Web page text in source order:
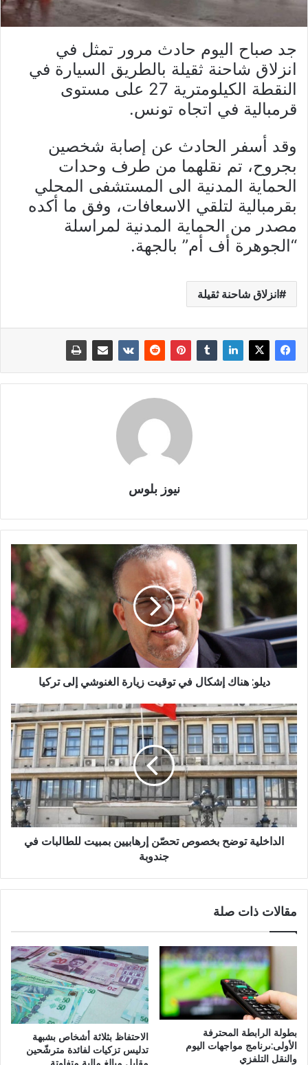
جد صباح اليوم حادث مرور تمثل في
انزلاق شاحنة ثقيلة بالطريق السيارة في
النقطة الكيلومترية 27 على مستوى
قرمبالية في اتجاه تونس.
وقد أسفر الحادث عن إصابة شخصين
بجروح، تم نقلهما من طرف وحدات
الحماية المدنية الى المستشفى المحلي
بقرمبالية لتلقي الاسعافات، وفق ما أكده
مصدر من الحماية المدنية لمراسلة
“الجوهرة أف أم” بالجهة.
انزلاق شاحنة ثقيلة
نيوز بلوس
ديلو: هناك إشكال في توقيت زيارة الغنوشي إلى تركيا
الداخلية توضح بخصوص تحصّن إرهابيين بمبيت للطالبات في
جندوبة
مقالات ذات صلة
بطولة الرابطة المحترفة
الأولى:ىرنامج مواجهات اليوم
والنقل التلفزي
الاحتفاظ بثلاثة أشخاص بشبهة
تدليس تزكيات لفائدة مترشّحين